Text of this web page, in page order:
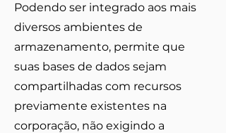
Podendo ser integrado aos mais
diversos ambientes de
armazenamento, permite que
suas bases de dados sejam
compartilhadas com recursos
previamente existentes na
corporação, não exigindo a